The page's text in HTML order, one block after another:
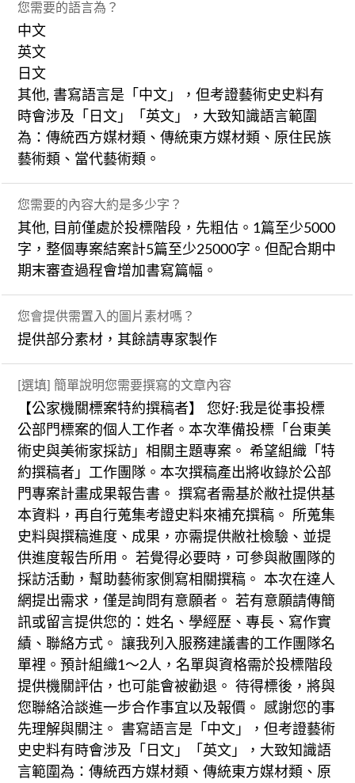
您需要的語言為？
中文
英文
日文
其他, 書寫語言是「中文」，但考證藝術史史料有
時會涉及「日文」「英文」，大致知識語言範圍
為：傳統西方媒材類、傳統東方媒材類、原住民族
藝術類、當代藝術類。
您需要的內容大約是多少字？
其他, 目前僅處於投標階段，先粗估。1篇至少5000
字，整個專案結案計5篇至少25000字。但配合期中
期末審查過程會增加書寫篇幅。
您會提供需置入的圖片素材嗎？
提供部分素材，其餘請專家製作
[選填] 簡單說明您需要撰寫的文章內容
【公家機關標案特約撰稿者】 您好:我是從事投標
公部門標案的個人工作者。本次準備投標「台東美
術史與美術家採訪」相關主題專案。 希望組織「特
約撰稿者」工作團隊。本次撰稿產出將收錄於公部
門專案計畫成果報告書。 撰寫者需基於敝社提供基
本資料，再自行蒐集考證史料來補充撰稿。 所蒐集
史料與撰稿進度、成果，亦需提供敝社檢驗、並提
供進度報告所用。 若覺得必要時，可參與敝團隊的
採訪活動，幫助藝術家側寫相關撰稿。 本次在達人
網提出需求，僅是詢問有意願者。 若有意願請傳簡
訊或留言提供您的：姓名、學經歷、專長、寫作實
績、聯絡方式。 讓我列入服務建議書的工作團隊名
單裡。預計組織1～2人，名單與資格需於投標階段
提供機關評估，也可能會被勸退。 待得標後，將與
您聯絡洽談進一步合作事宜以及報價。 感謝您的事
先理解與關注。 書寫語言是「中文」，但考證藝術
史史料有時會涉及「日文」「英文」，大致知識語
言範圍為：傳統西方媒材類、傳統東方媒材類、原